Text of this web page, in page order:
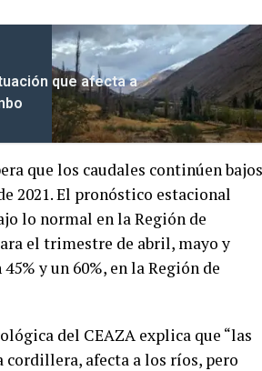
que afecta a
que los caudales continúen bajos
2021. El pronóstico estacional
lo normal en la Región de
el trimestre de abril, mayo y
y un 60%, en la Región de
del CEAZA explica que “las
cordillera, afecta a los ríos, pero